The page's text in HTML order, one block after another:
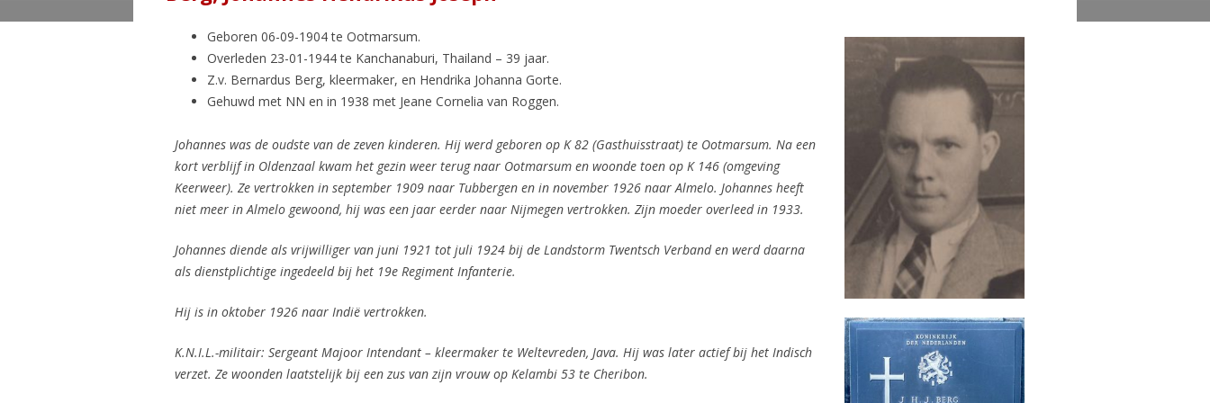
Geboren 06-09-1904 te Ootmarsum.
Overleden 23-01-1944 te Kanchanaburi, Thailand – 39 jaar.
Z.v. Bernardus Berg, kleermaker, en Hendrika Johanna Gorte.
Gehuwd met NN en in 1938 met Jeane Cornelia van Roggen.
Johannes was de oudste van de zeven kinderen. Hij werd geboren op K 82 (Gasthuisstraat) te Ootmarsum. Na een
kort verblijf in Oldenzaal kwam het gezin weer terug naar Ootmarsum en woonde toen op K 146 (omgeving
Keerweer). Ze vertrokken in september 1909 naar Tubbergen en in november 1926 naar Almelo. Johannes heeft
niet meer in Almelo gewoond, hij was een jaar eerder naar Nijmegen vertrokken. Zijn moeder overleed in 1933.
Johannes diende als vrijwilliger van juni 1921 tot juli 1924 bij de Landstorm Twentsch Verband en werd daarna
als dienstplichtige ingedeeld bij het 19e Regiment Infanterie.
Hij is in oktober 1926 naar Indië vertrokken.
K.N.I.L.-militair: Sergeant Majoor Intendant – kleermaker te Weltevreden, Java. Hij was later actief bij het Indisch
verzet. Ze woonden laatstelijk bij een zus van zijn vrouw op Kelambi 53 te Cheribon.